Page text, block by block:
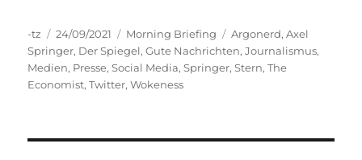
Autor
-tz
Veröffentlicht
am
24/09/2021 Kategorien
Morning Briefing Schlagwörter
Argonerd,Axel
Springer, Der Spiegel,Gute Nachrichten,Journalismus,
Medien, Presse,Social Media,Springer,Stern,The
Economist,Twitter,Wokeness